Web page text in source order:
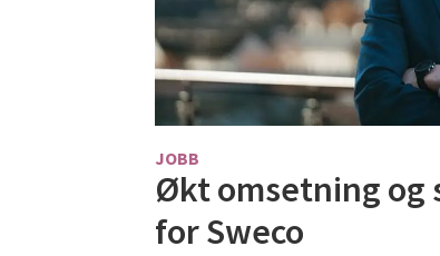
JOBB
Økt omsetning og
for Sweco